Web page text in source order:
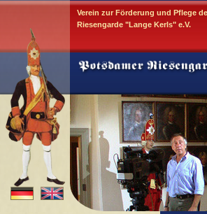
Verein zur Förderung und Pflege
Riesengarde "Lange Kerls" e.V.